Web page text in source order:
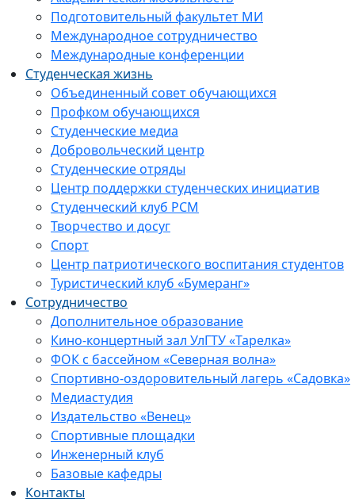
Подготовительный факультет МИ
Международное сотрудничество
Международные конференции
Студенческая жизнь
Объединенный совет обучающихся
Профком обучающихся
Студенческие медиа
Добровольческий центр
Студенческие отряды
Центр поддержки студенческих инициатив
Студенческий клуб РСМ
Творчество и досуг
Спорт
Центр патриотического воспитания студентов
Туристический клуб «Бумеранг»
Сотрудничество
Дополнительное образование
Кино-концертный зал УлГТУ «Тарелка»
ФОК с бассейном «Северная волна»
Спортивно-оздоровительный лагерь «Садовка»
Медиастудия
Издательство «Венец»
Спортивные площадки
Инженерный клуб
Базовые кафедры
Контакты